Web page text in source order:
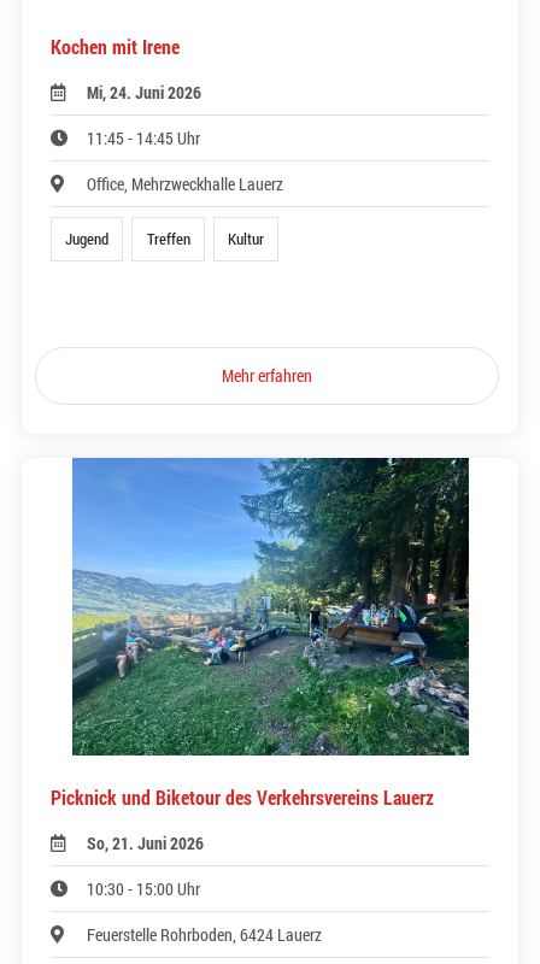
Kochen mit Irene
Mi, 24. Juni 2026
11:45 - 14:45 Uhr
Office, Mehrzweckhalle Lauerz
Jugend Treffen Kultur
Mehr erfahren
Picknick und Biketour des Verkehrsvereins Lauerz
So, 21. Juni 2026
10:30 - 15:00 Uhr
Feuerstelle Rohrboden, 6424 Lauerz